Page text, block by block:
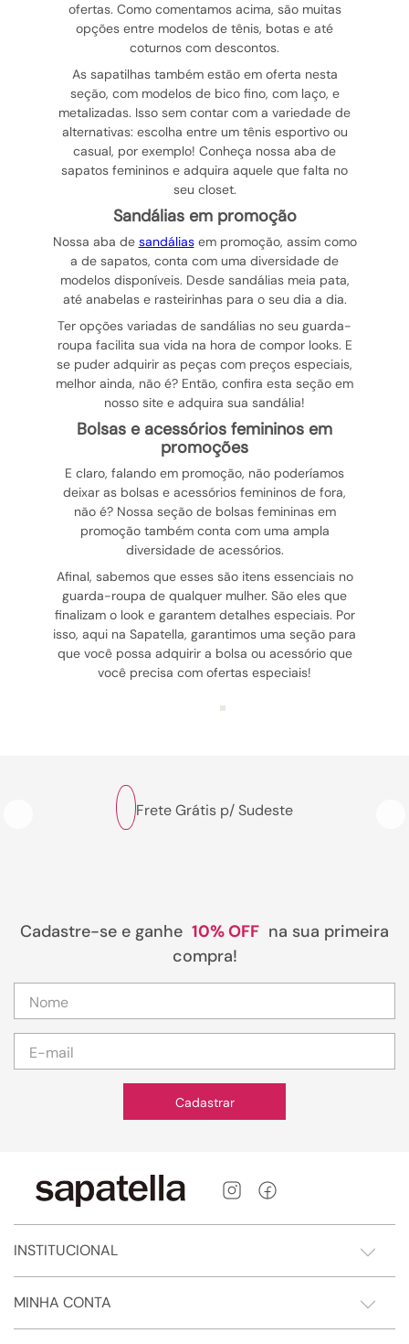
ofertas. Como comentamos acima, são muitas
opções entre modelos de tênis, botas e até
coturnos com descontos.
As sapatilhas também estão em oferta nesta
seção, com modelos de bico fino, com laço, e
metalizadas. Isso sem contar com a variedade de
alternativas: escolha entre um tênis esportivo ou
casual, por exemplo! Conheça nossa aba de
sapatos femininos e adquira aquele que falta no
seu closet.
sandálias em promoção
Nossa aba de sandáliasem promoção, assim como
a de sapatos, conta com uma diversidade de
modelos disponíveis. Desde sandálias meia pata,
até anabelas e rasteirinhas para o seu dia a dia.
Ter opções variadas de sandálias no seu guarda-
roupa facilita sua vida na hora de compor looks. E
se puder adquirir as peças com preços especiais,
melhor ainda, não é? Então, confira esta seção em
nosso site e adquira sua sandália!
bolsas e acessórios femininos em
promoções
E claro, falando em promoção, não poderíamos
deixar as bolsas e acessórios femininos de fora,
não é? Nossa seção de bolsas femininas em
promoção também conta com uma ampla
diversidade de acessórios.
Afinal, sabemos que esses são itens essenciais no
guarda-roupa de qualquer mulher. São eles que
finalizam o look e garantem detalhes especiais. Por
isso, aqui na Sapatella, garantimos uma seção para
que você possa adquirir a bolsa ou acessório que
você precisa com ofertas especiais!
Frete Grátis p/ Sudeste
Cadastre-se e ganhe 10% OFF na sua primeira
compra!
Cadastrar
INSTITUCIONAL
MINHA CONTA